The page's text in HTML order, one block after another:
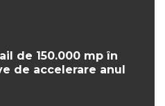
de 150.000 mp în
de accelerare anul